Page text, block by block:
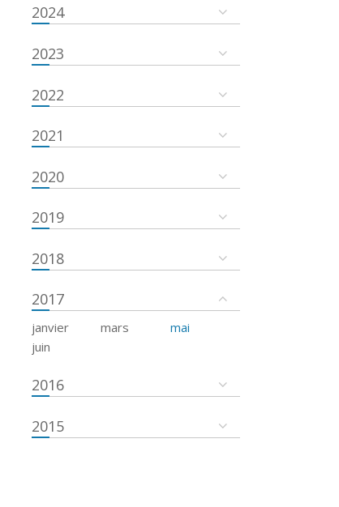
2024
2023
2022
2021
2020
2019
2018
2017
janvier mars
mai
juin
2016
2015